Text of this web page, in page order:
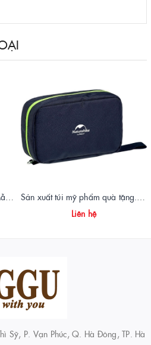
Liên hệ
Sỹ, P. Vạn Phúc, Q. Hà Đông, TP. Hà